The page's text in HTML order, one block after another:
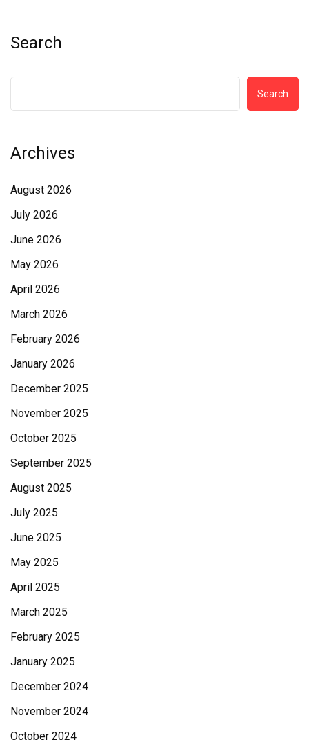
Search
Search
Archives
August 2026
July 2026
June 2026
May 2026
April 2026
March 2026
February 2026
January 2026
December 2025
November 2025
October 2025
September 2025
August 2025
July 2025
June 2025
May 2025
April 2025
March 2025
February 2025
January 2025
December 2024
November 2024
October 2024